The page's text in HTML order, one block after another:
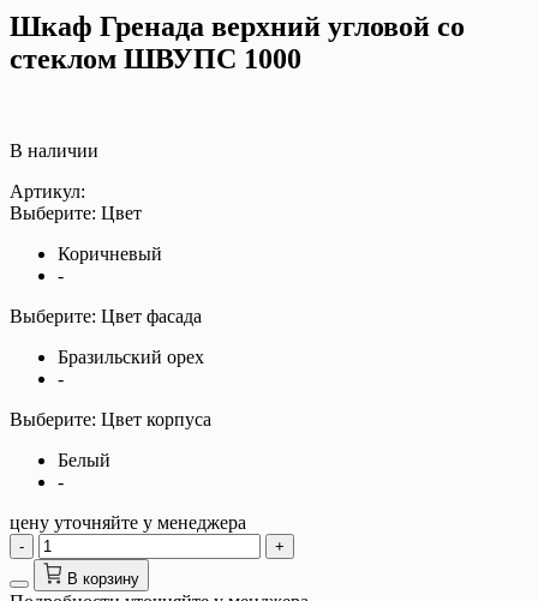
Шкаф Гренада верхний угловой со
стеклом ШВУПС 1000
В наличии
Артикул:
Выберите: Цвет
Коричневый
-
Выберите: Цвет фасада
Бразильский орех
-
Выберите: Цвет корпуса
Белый
-
цену уточняйте у менеджера
-
+
В корзину